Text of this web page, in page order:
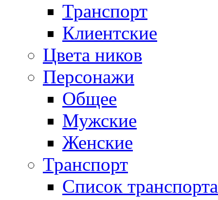
Транспорт
Клиентские
Цвета ников
Персонажи
Общее
Мужские
Женские
Транспорт
Список транспорта